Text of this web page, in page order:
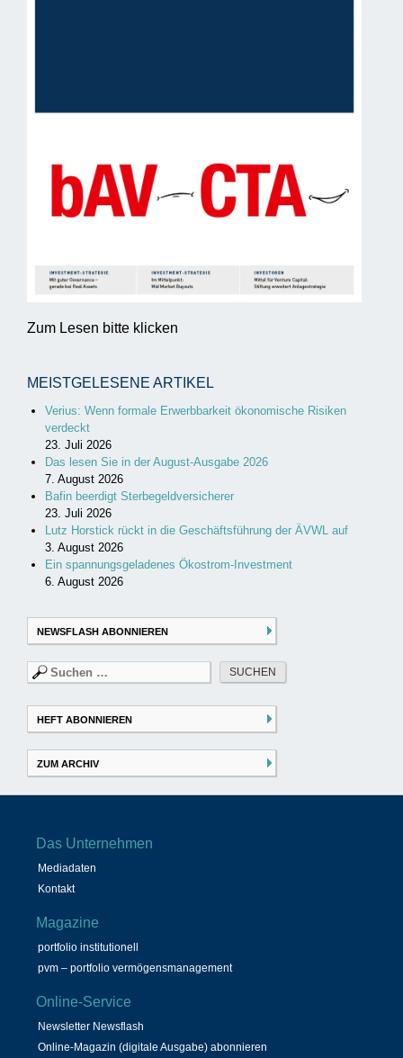
Zum Lesen bitte klicken
MEISTGELESENE ARTIKEL
Verius: Wenn formale Erwerbbarkeit ökonomische Risiken
verdeckt
23. Juli 2026
Das lesen Sie in der August-Ausgabe 2026
7. August 2026
Bafin beerdigt Sterbegeldversicherer
23. Juli 2026
Lutz Horstick rückt in die Geschäftsführung der ÄVWL auf
3. August 2026
Ein spannungsgeladenes Ökostrom-Investment
6. August 2026
NEWSFLASH ABONNIEREN
Suchen
nach:
HEFT ABONNIEREN
ZUM ARCHIV
Das Unternehmen
Mediadaten
Kontakt
Magazine
portfolio institutionell
pvm – portfolio vermögensmanagement
Online-Service
Newsletter Newsflash
Online-Magazin (digitale Ausgabe) abonnieren